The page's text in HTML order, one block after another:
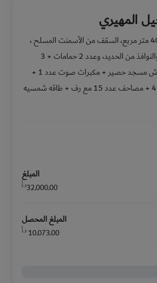
المهيري
"مسجد 65 مصلي بمساحة 40 متر مربع، السقف من الأسمنت المسلح ،
والاساس الخرساني، والابواب والنوافذ من الحديد، وعدد 2 حمامات + 3
وضاءات. التأثيث الداخلي: فرش مسجد حصير + مكبرات صوت عدد 1 +
مصابيح عدد 6 + مراوح عدد 4 + مصاحف عدد 15 مع رف + طاقه شمسيه
المبلغ
32,000.00د.أ
المبلغ المحصل
10,073.00 د.أ